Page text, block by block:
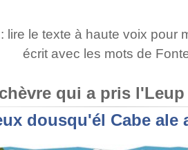
lire le texte à haute voix pour
écrit avec les mots de
qui a pris l'Leup
dousqu'él Cabe ale